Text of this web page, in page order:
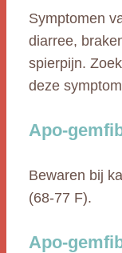
Symptomen
diarree,
spierpijn.
deze
Apo-
Bewaren bij
(68-77 F).
Apo-